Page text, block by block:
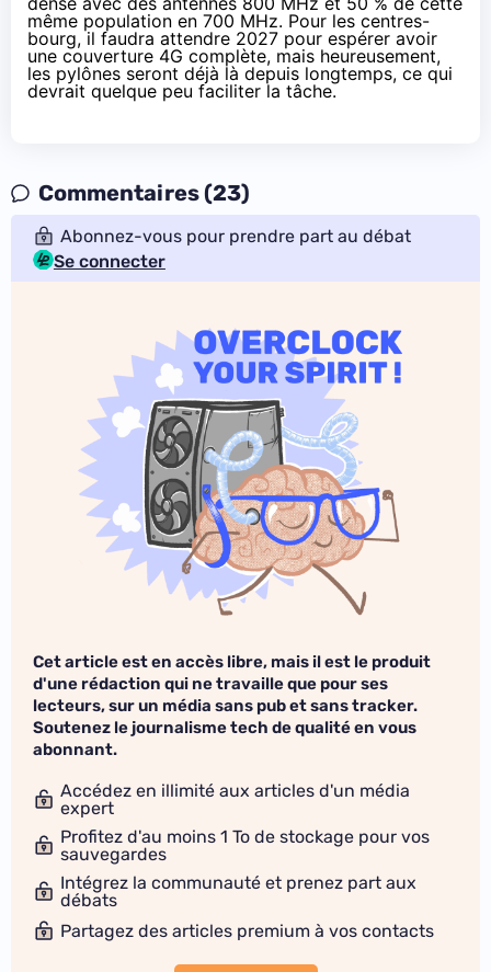
même population en 700 MHz. Pour les centres-
bourg, il faudra attendre 2027 pour espérer avoir
une couverture 4G complète, mais heureusement,
les pylônes seront déjà là depuis longtemps, ce qui
devrait quelque peu faciliter la tâche.
Commentaires (23)
Abonnez-vous pour prendre part au débat
Se connecter
Cet article est en accès libre, mais il est le produit
d'une rédaction qui ne travaille que pour ses
lecteurs, sur un média sans pub et sans tracker.
Soutenez le journalisme tech de qualité en vous
abonnant.
Accédez en illimité aux articles d'un média
expert
Profitez d'au moins 1 To de stockage pour vos
sauvegardes
Intégrez la communauté et prenez part aux
débats
Partagez des articles premium à vos contacts